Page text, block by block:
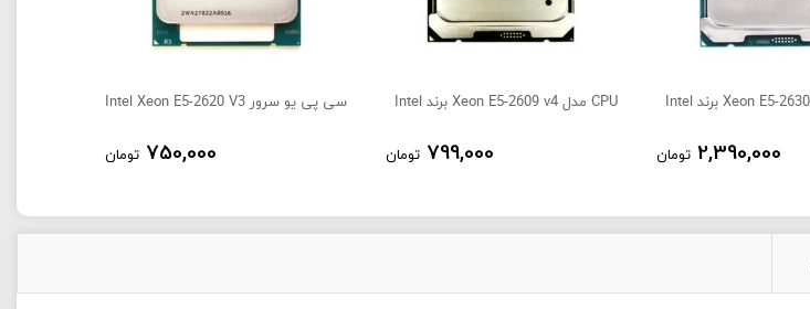
2,390,000 تومان
CPU مدل Xeon E5-2609 v4 برند Intel
799,000 تومان
سی پی یو سرور Intel Xeon E5-2620 V3
750,000 تومان